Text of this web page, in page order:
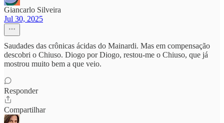
Giancarlo Silveira
Jul 30, 2025
Saudades das crônicas ácidas do Mainardi. Mas em compensação
descobri o Chiuso. Diogo por Diogo, restou-me o Chiuso, que já
mostrou muito bem a que veio.
Responder
Compartilhar